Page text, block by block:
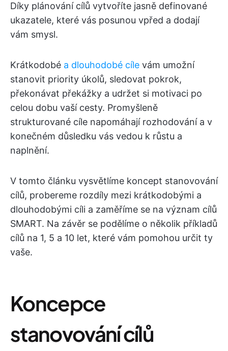
Díky plánování cílů vytvoříte jasně definované
ukazatele, které vás posunou vpřed a dodají
vám smysl.
Krátkodobé a dlouhodobé cíle vám umožní
stanovit priority úkolů, sledovat pokrok,
překonávat překážky a udržet si motivaci po
celou dobu vaší cesty. Promyšleně
strukturované cíle napomáhají rozhodování a v
konečném důsledku vás vedou k růstu a
naplnění.
V tomto článku vysvětlíme koncept stanovování
cílů, probereme rozdíly mezi krátkodobými a
dlouhodobými cíli a zaměříme se na význam cílů
SMART. Na závěr se podělíme o několik příkladů
cílů na 1, 5 a 10 let, které vám pomohou určit ty
vaše.
Koncepce
stanovování cílů